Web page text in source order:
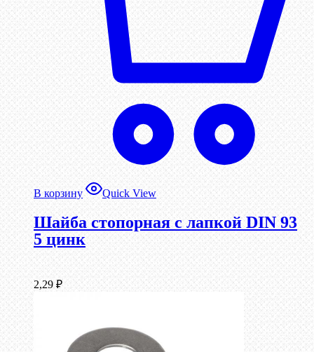
В корзину Quick View
Шайба стопорная с лапкой DIN 93
5 цинк
2,29 ₽